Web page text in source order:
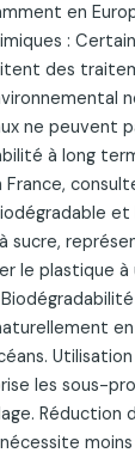
en
:
des
ne peuvent
à long
et
sucre,
le plastique à
les sous-
Réduction